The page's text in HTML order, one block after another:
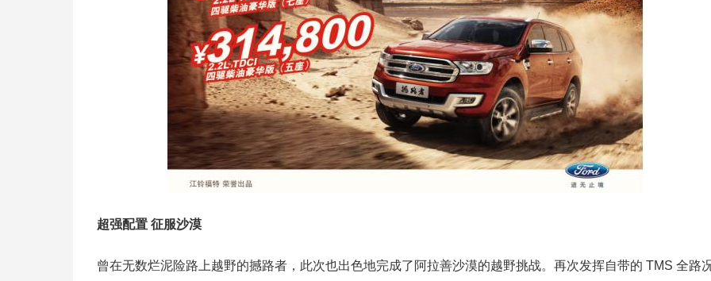
超强配置 征服沙漠
曾在无数烂泥险路上越野的撼路者，此次也出色地完成了阿拉善沙漠的越野挑战。再次发挥自带的 TMS 全路